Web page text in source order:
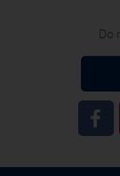
Do
Click here to
You can
the bottom of the